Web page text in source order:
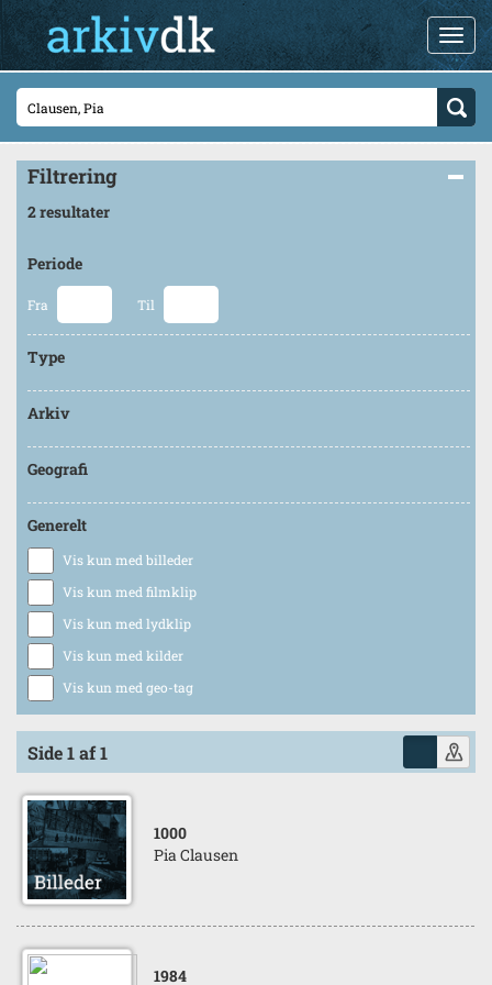
Filtrering
2 resultater
Periode
Fra Til
Type
Arkiv
Geografi
Generelt
Vis kun med billeder
Vis kun med filmklip
Vis kun med lydklip
Vis kun med kilder
Vis kun med geo-tag
Side 1 af 1
1000
Pia Clausen
1984